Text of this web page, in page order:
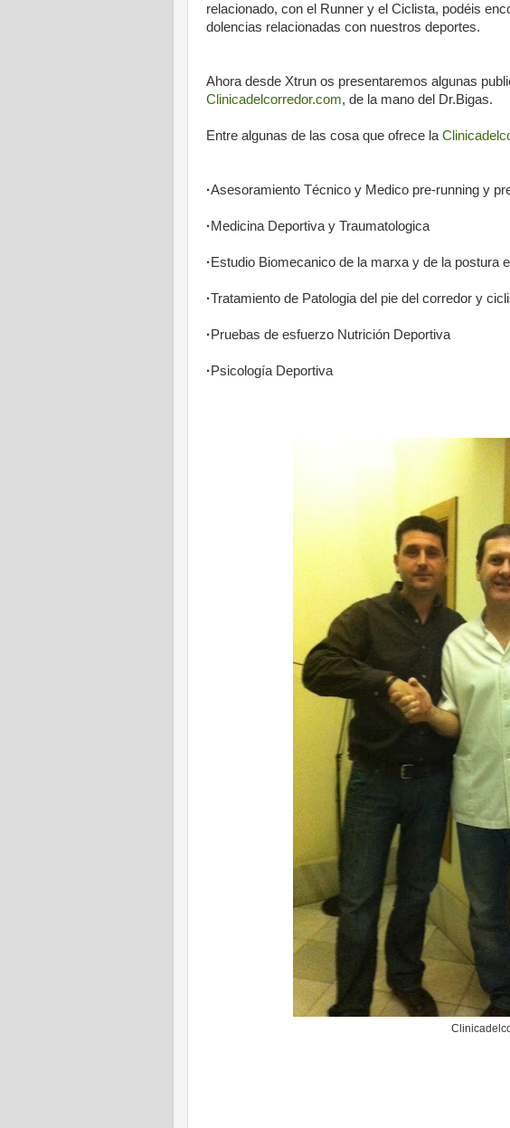
relacionado, con el Runner y el Ciclista, podéis
dolencias relacionadas con nuestros deportes.
Ahora desde Xtrun os presentaremos algunas
Clinicadelcorredor.com, de la mano del Dr.Bigas.
Entre algunas de las cosa que ofrece la
·Asesoramiento Técnico y Medico pre-running y
·Medicina Deportiva y Traumatologica
·Estudio Biomecanico de la marxa y de la postura
·Tratamiento de Patologia del pie del corredor y
·Pruebas de esfuerzo Nutrición Deportiva
·Psicología Deportiva